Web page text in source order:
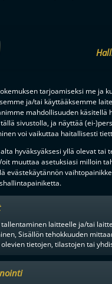
tarjoamiseksi me ja
ja/tai käyttääksemme
mahdollisuuden käsitellä
sivustolla, ja näyttää (ei-
voi vaikuttaa haitallisesti
hyväksyäksesi yllä olevat tai
muuttaa asetuksiasi milloin
evästekäytännön
laitteelle ja/tai
Sisällön tehokkuuden
tietojen, tilastojen tai